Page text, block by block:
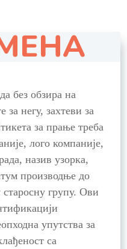
без обзира на
за негу, захтеви за
за прање треба
лого компаније,
назив узорка,
производње до
групу. Ови
упутства за
са